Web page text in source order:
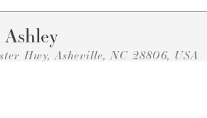
Ashley
Hwy, Asheville, NC 28806, USA